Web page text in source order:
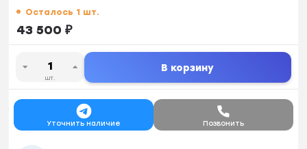
Осталось 1 шт.
43 500 ₽
шт.
В корзину
Уточнить наличие Позвонить